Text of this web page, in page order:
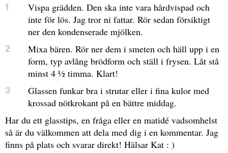
Vispa grädden. Den ska inte vara hårdvispad och
inte för lös. Jag tror ni fattar. Rör sedan försiktigt
ner den kondenserade mjölken.
Mixa bären. Rör ner dem i smeten och häll upp i en
form, typ avlång brödform och ställ i frysen. Låt stå
minst 4 ½ timma. Klart!
Glassen funkar bra i strutar eller i fina kulor med
krossad nötkrokant på en bättre middag.
Har du ett glasstips, en fråga eller en matidé vadsomhelst
så är du välkommen att dela med dig i en kommentar. Jag
finns på plats och svarar direkt! Hälsar Kat : )